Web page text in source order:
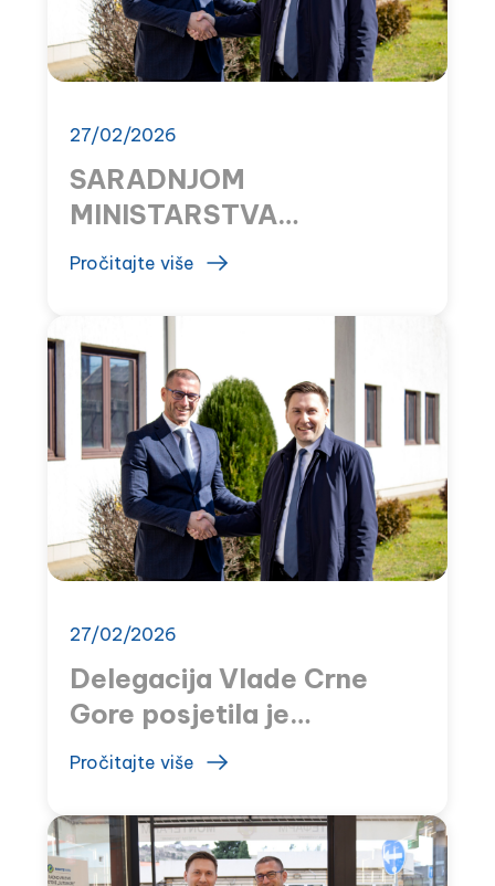
27/02/2026
SARADNJOM
MINISTARSTVA
ZDRAVLJA I MONTEFARM
APOTEKE U TUZIMA I
RISNU
Pročitajte više
27/02/2026
Delegacija Vlade Crne
Gore posjetila je
MONTEFARM
Pročitajte više